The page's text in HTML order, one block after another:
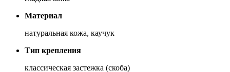
Материал
натуральная кожа, каучук
Тип крепления
классическая застежка (скоба)